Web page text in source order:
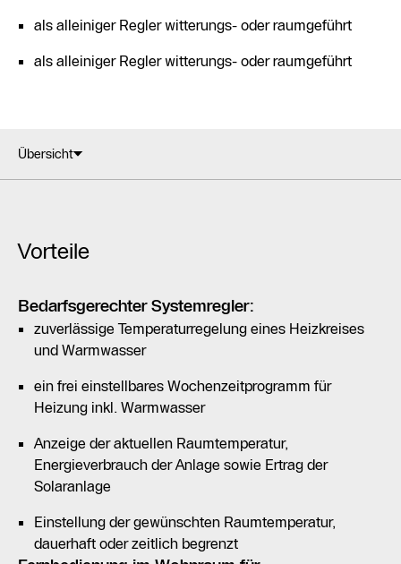
als alleiniger Regler witterungs- oder raumgeführt
als alleiniger Regler witterungs- oder raumgeführt
Übersicht
Vorteile
Bedarfsgerechter Systemregler:
zuverlässige Temperaturregelung eines Heizkreises
und Warmwasser
ein frei einstellbares Wochenzeitprogramm für
Heizung inkl. Warmwasser
Anzeige der aktuellen Raumtemperatur,
Energieverbrauch der Anlage sowie Ertrag der
Solaranlage
Einstellung der gewünschten Raumtemperatur,
dauerhaft oder zeitlich begrenzt